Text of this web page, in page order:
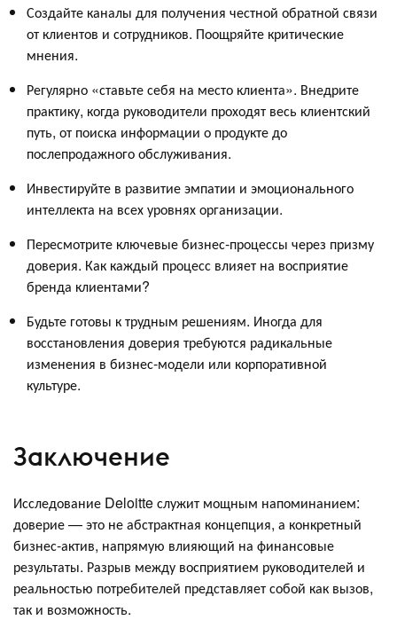
Создайте каналы для получения честной обратной связи
от клиентов и сотрудников. Поощряйте критические
мнения.
Регулярно «ставьте себя на место клиента». Внедрите
практику, когда руководители проходят весь клиентский
путь, от поиска информации о продукте до
послепродажного обслуживания.
Инвестируйте в развитие эмпатии и эмоционального
интеллекта на всех уровнях организации.
Пересмотрите ключевые бизнес-процессы через призму
доверия. Как каждый процесс влияет на восприятие
бренда клиентами?
Будьте готовы к трудным решениям. Иногда для
восстановления доверия требуются радикальные
изменения в бизнес-модели или корпоративной
культуре.
Заключение
Исследование Deloitte служит мощным напоминанием:
доверие — это не абстрактная концепция, а конкретный
бизнес-актив, напрямую влияющий на финансовые
результаты. Разрыв между восприятием руководителей и
реальностью потребителей представляет собой как вызов,
так и возможность.